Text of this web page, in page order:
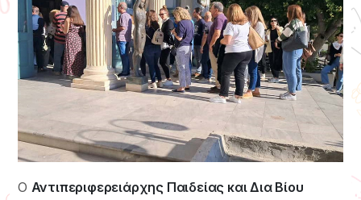
Ο Αντιπεριφερειάρχης Παιδείας και Δια Βίου